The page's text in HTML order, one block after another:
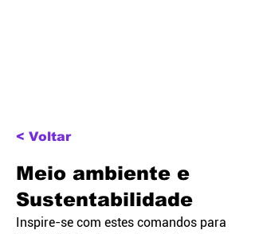
< Voltar
Meio ambiente e
Sustentabilidade
Inspire-se com estes comandos para